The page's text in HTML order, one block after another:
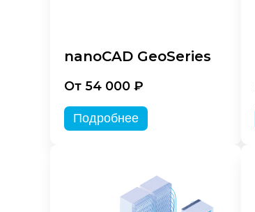
nanoCAD GeoSeries
От 54 000 ₽
Подробнее